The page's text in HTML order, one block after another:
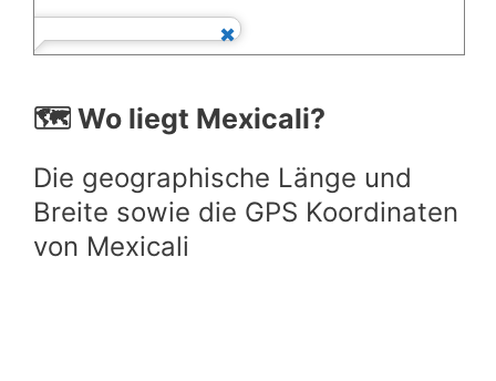
🗺️ Wo liegt Mexicali?
Die geographische Länge und
Breite sowie die GPS Koordinaten
von Mexicali